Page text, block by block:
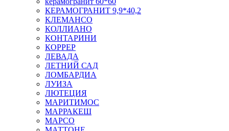
КЕРАМОГРАНИТ 9,9*40,2
КЛЕМАНСО
КОЛЛИАНО
КОНТАРИНИ
КОРРЕР
ЛЕВАДА
ЛЕТНИЙ САД
ЛОМБАРДИА
ЛУИЗА
ЛЮТЕЦИЯ
МАРИТИМОС
МАРРАКЕШ
МАРСО